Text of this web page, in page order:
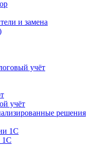
и замена
учёт
учёт
решения
1С
1С